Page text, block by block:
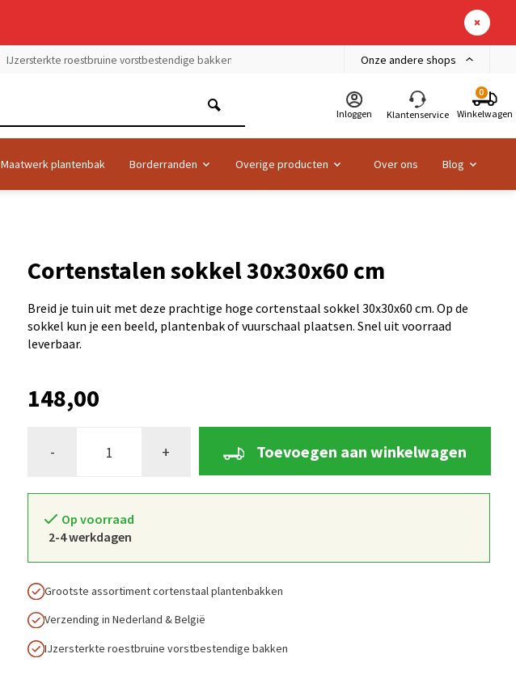
IJzersterkte roestbruine vorstbestendige bakken Onze andere shops
Inloggen Klantenservice
0
Winkelwagen
Maatwerk plantenbak Borderranden Overige producten Over ons Blog
Cortenstalen sokkel 30x30x60 cm
Breid je tuin uit met deze prachtige hoge cortenstaal sokkel 30x30x60 cm. Op de
sokkel kun je een beeld, plantenbak of vuurschaal plaatsen. Snel uit voorraad
leverbaar.
148,00
- + Toevoegen aan winkelwagen
Op voorraad
2-4 werkdagen
Grootste assortiment cortenstaal plantenbakken
Verzending in Nederland & België
IJzersterkte roestbruine vorstbestendige bakken